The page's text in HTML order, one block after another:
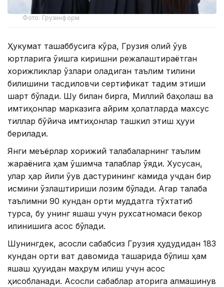
Фото: Грузинформ
Ҳукумат ташаббусига кўра, Грузия олий ўқув
юртларига ўқишга киришни режалаштираётган
хорижликлар ўзлари оладиган таълим тилини
билишини тасдиқловчи сертификат тақдим этиши
шарт бўлади. Шу билан бирга, Миллий баҳолаш ва
имтиҳонлар марказига айрим ҳолатларда махсус
тиллар бўйича имтиҳонлар ташкил этиш ҳуқуқи
берилади.
Янги меъёрлар хорижий талабаларнинг таълим
жараёнига ҳам қўшимча талаблар қўяди. Хусусан,
улар ҳар йили ўқув дастурининг камида учдан бир
қисмини ўзлаштириши лозим бўлади. Агар талаба
таълимни 90 кундан ортиқ муддатга тўхтатиб
турса, бу унинг яшаш учун рухсатномаси бекор
қилинишига асос бўлади.
Шунингдек, асосли сабабсиз Грузия ҳудудидан 183
кундан ортиқ вақт давомида ташқарида бўлиш ҳам
яшаш ҳуқуқидан маҳрум қилиш учун асос
ҳисобланади. Асосли сабаблар қаторига алмашинув